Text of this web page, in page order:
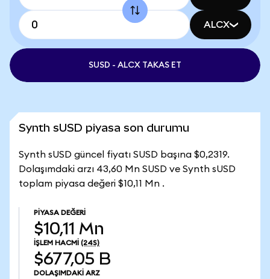
ALCX
SUSD - ALCX TAKAS ET
Synth sUSD piyasa son durumu
Synth sUSD güncel fiyatı SUSD başına $0,2319.
Dolaşımdaki arzı 43,60 Mn SUSD ve Synth sUSD
toplam piyasa değeri $10,11 Mn .
PIYASA DEĞERI
$10,11 Mn
İŞLEM HACMI (24S)
$677,05 B
DOLAŞIMDAKI ARZ